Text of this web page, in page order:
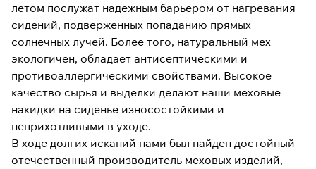
летом послужат надежным барьером от нагревания
сидений, подверженных попаданию прямых
солнечных лучей. Более того, натуральный мех
экологичен, обладает антисептическими и
противоаллергическими свойствами. Высокое
качество сырья и выделки делают наши меховые
накидки на сиденье износостойкими и
неприхотливыми в уходе.
В ходе долгих исканий нами был найден достойный
отечественный производитель меховых изделий,